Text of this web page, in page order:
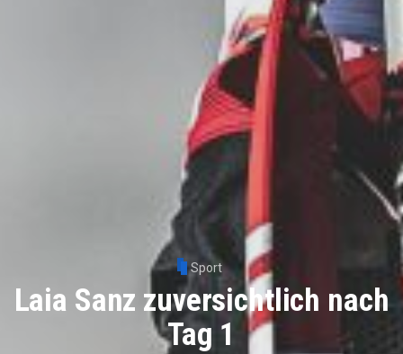
Sport
Laia Sanz zuversichtlich nach
Tag 1